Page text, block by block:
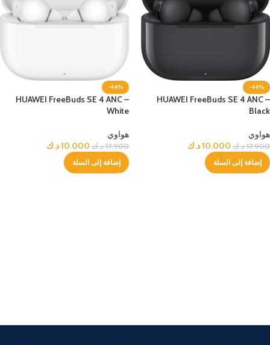
-44%
HUAWEI FreeBuds SE 4 ANC –
Black
هواوي
17.900 د.ك 10.000د.ك
إضافة إلى السلة
-44%
HUAWEI FreeBuds SE 4 ANC –
White
هواوي
17.900 د.ك 10.000د.ك
إضافة إلى السلة